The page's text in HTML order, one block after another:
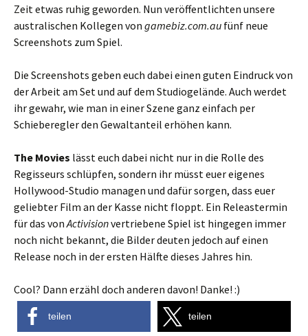
Zeit etwas ruhig geworden. Nun veröffentlichten unsere
australischen Kollegen von gamebiz.com.au fünf neue
Screenshots zum Spiel.
Die Screenshots geben euch dabei einen guten Eindruck von
der Arbeit am Set und auf dem Studiogelände. Auch werdet
ihr gewahr, wie man in einer Szene ganz einfach per
Schieberegler den Gewaltanteil erhöhen kann.
The Movies lässt euch dabei nicht nur in die Rolle des
Regisseurs schlüpfen, sondern ihr müsst euer eigenes
Hollywood-Studio managen und dafür sorgen, dass euer
geliebter Film an der Kasse nicht floppt. Ein Releastermin
für das vonActivisionvertriebene Spiel ist hingegen immer
noch nicht bekannt, die Bilder deuten jedoch auf einen
Release noch in der ersten Hälfte dieses Jahres hin.
Cool? Dann erzähl doch anderen davon! Danke! :)
teilen teilen